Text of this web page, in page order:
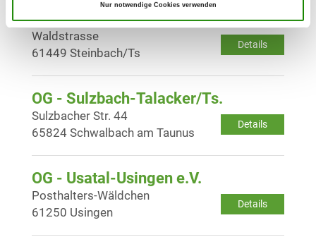
Nur notwendige Cookies verwenden
OG - Steinbach/Taunus
Details
Waldstrasse
61449 Steinbach/Ts
OG - Sulzbach-Talacker/Ts.
Details
Sulzbacher Str. 44
65824 Schwalbach am Taunus
OG - Usatal-Usingen e.V.
Details
Posthalters-Wäldchen
61250 Usingen